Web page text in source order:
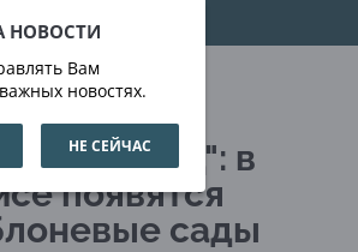
НОВОСТИ
Вам
новостях.
НЕ СЕЙЧАС
город-сад": в
появятся
сады